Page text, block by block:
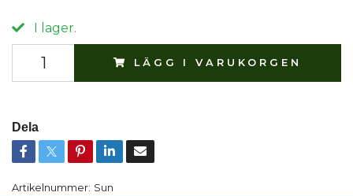
I lager.
LÄGG I VARUKORGEN
Dela
Artikelnummer: Sun